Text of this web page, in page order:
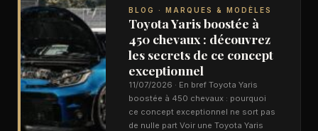
BLOG · MARQUES & MODÈLES
Toyota Yaris boostée à
450 chevaux : découvrez
les secrets de ce concept
exceptionnel
11/07/2026 · En bref Toyota Yaris
boostée à 450 chevaux : pourquoi
ce concept exceptionnel ne sort pas
de nulle part Voir une Toyota Yaris